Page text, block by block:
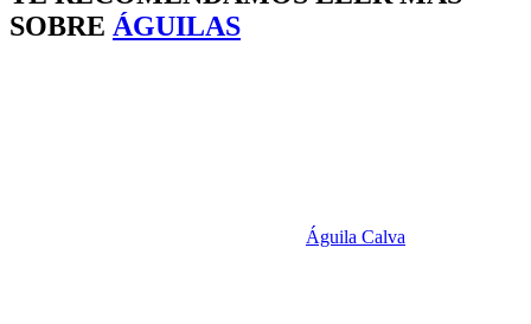
SOBRE ÁGUILAS
Águila Calva